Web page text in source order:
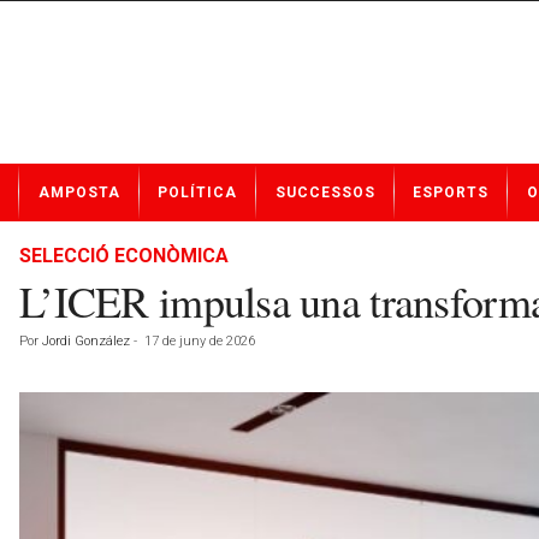
t
AMPOSTA POLÍTICA SUCCESSOS ESPORTS
SELECCIÓ ECONÒMICA
L’ICER impulsa una
Por Jordi González - 17 de juny de 2026